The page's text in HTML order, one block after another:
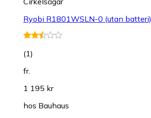
Ryobi R1801WSLN-0 (utan batteri)
(1)
fr.
1 195 kr
hos Bauhaus